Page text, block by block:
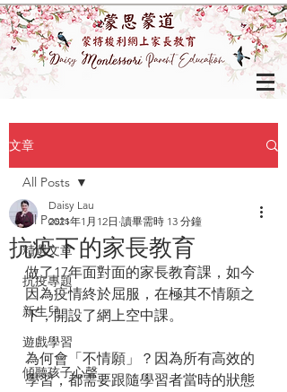
文章
All Posts
精選文章
抗疫專題
新生兒
遊戲學習
傾聽孩子心聲
All Posts
抗疫下的家長教育
Daisy Lau
2021年1月12日 讀畢需時 13 分鐘
做了17年面對面的家長教育課，如今
因為疫情終於屈服，在極其不情願之
下，開設了網上空中課。
為何會「不情願」？因為所有高效的
學習，都需要跟隨學習者當時的狀態